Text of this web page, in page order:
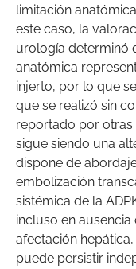
limitación
este caso, la
urología determinó
anatómica
injerto, por lo que
que se realizó sin
reportado por otras
sigue siendo una
dispone de
embolización
sistémica de la
incluso en
afectación
puede persistir